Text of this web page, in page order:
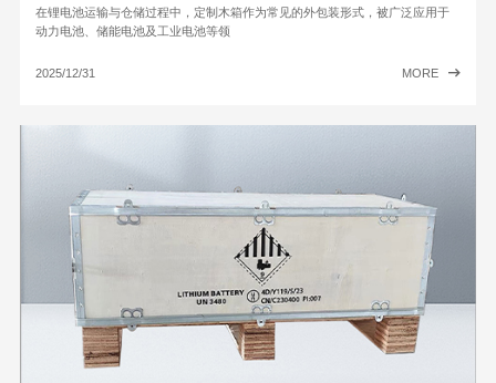
在锂电池运输与仓储过程中，定制木箱作为常见的外包装形式，被广泛应用于
动力电池、储能电池及工业电池等领
2025/12/31 MORE